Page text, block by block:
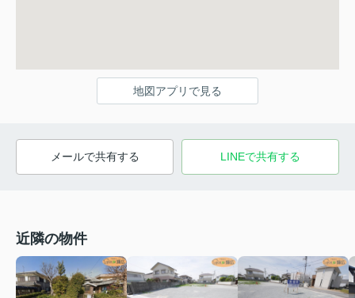
地図アプリで見る
メールで共有する LINEで共有する
近隣の物件